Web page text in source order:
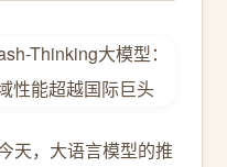
天，大语言模型的推